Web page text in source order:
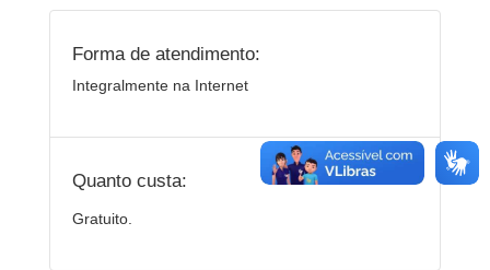
Forma de atendimento:
Integralmente na Internet
Quanto custa:
Gratuito.